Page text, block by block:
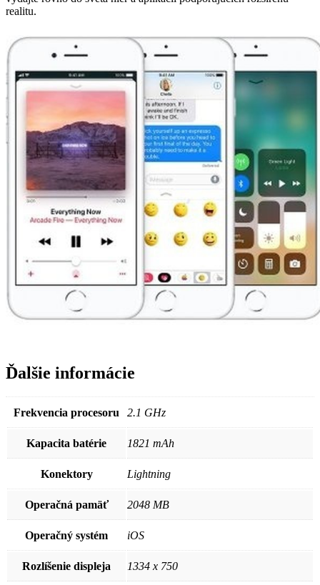
realitu.
Ďalšie informácie
Frekvencia procesoru 2.1 GHz
Kapacita batérie 1821 mAh
Konektory Lightning
Operačná pamäť 2048 MB
Operačný systém iOS
Rozlíšenie displeja 1334 x 750